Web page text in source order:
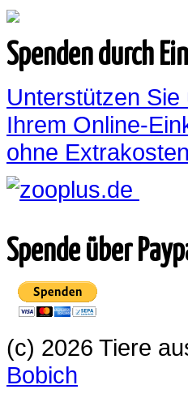
Spenden durch
Unterstützen Sie
Ihrem Online-
ohne Extrakosten
Spende über
(c) 2026 Tiere
Bobich